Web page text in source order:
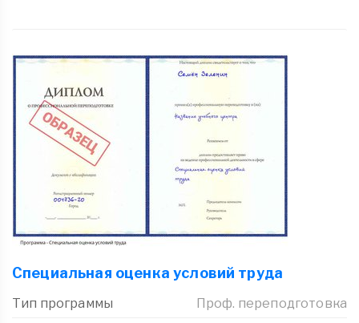
Специальная оценка условий труда
Тип программы
Проф. переподготовка